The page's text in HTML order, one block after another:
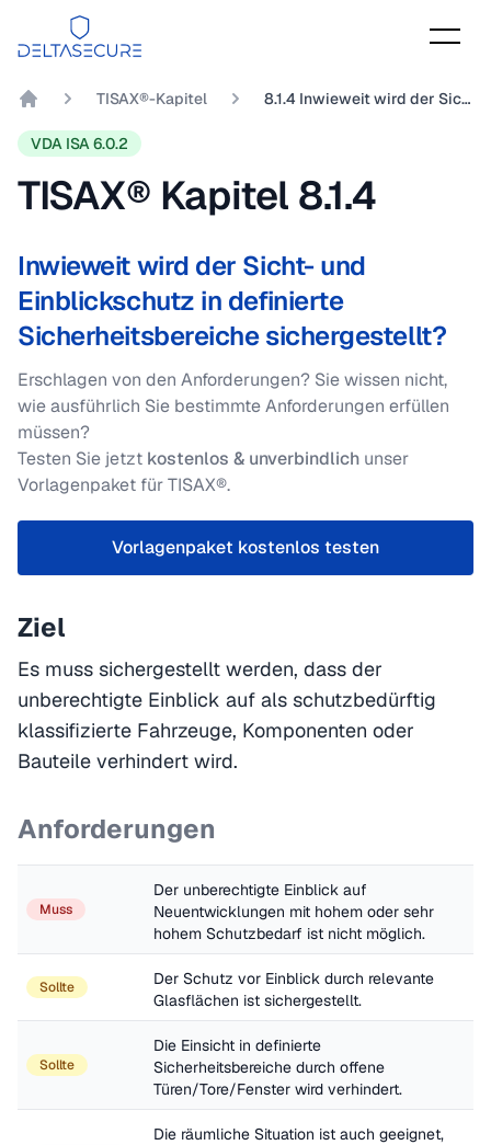
DeltaSecure
TISAX®-Kapitel 8.1.4 Inwieweit wird der Sicht- und Einblickschutz in definierte Sicherheitsbereiche sichergestellt?
VDA ISA 6.0.2
TISAX® Kapitel 8.1.4
Inwieweit wird der Sicht- und
Einblickschutz in definierte
Sicherheitsbereiche sichergestellt?
Erschlagen von den Anforderungen? Sie wissen nicht,
wie ausführlich Sie bestimmte Anforderungen erfüllen
müssen?
Testen Sie jetzt kostenlos & unverbindlich unser
Vorlagenpaket für TISAX®.
Vorlagenpaket kostenlos testen
Ziel
Es muss sichergestellt werden, dass der
unberechtigte Einblick auf als schutzbedürftig
klassifizierte Fahrzeuge, Komponenten oder
Bauteile verhindert wird.
Anforderungen
Muss
Der unberechtigte Einblick auf
Neuentwicklungen mit hohem oder sehr
hohem Schutzbedarf ist nicht möglich.
Sollte
Der Schutz vor Einblick durch relevante
Glasflächen ist sichergestellt.
Sollte
Die Einsicht in definierte
Sicherheitsbereiche durch offene
Türen/Tore/Fenster wird verhindert.
Die räumliche Situation ist auch geeignet,